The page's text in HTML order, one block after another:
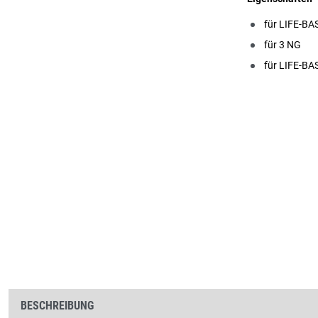
für LIFE-
für 3 NG
für LIFE-
BESCHREIBUNG